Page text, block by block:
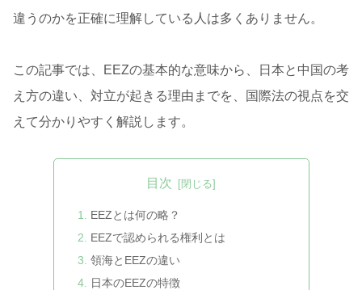
違うのかを正確に理解している人は多くありません。
この記事では、EEZの基本的な意味から、日本と中国の考
え方の違い、対立が起きる理由までを、国際法の視点を交
えて分かりやすく解説します。
目次
EEZとは何の略？
EEZで認められる権利とは
領海とEEZの違い
日本のEEZの特徴